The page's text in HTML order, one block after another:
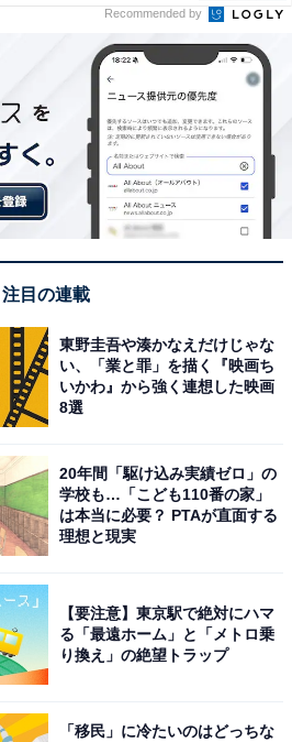
Recommended by
注目の連載
東野圭吾や湊かなえだけじゃな
い、「業と罪」を描く『映画ち
いかわ』から強く連想した映画
8選
20年間「駆け込み実績ゼロ」の
学校も…「こども110番の家」
は本当に必要？ PTAが直面する
理想と現実
【要注意】東京駅で絶対にハマ
る「最遠ホーム」と「メトロ乗
り換え」の絶望トラップ
「移民」に冷たいのはどっちな